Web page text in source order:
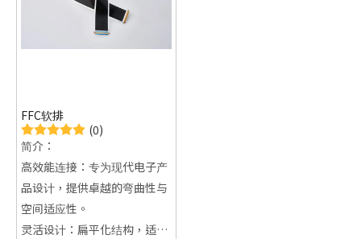
FFC软排
(0)
简介：
高效能连接：专为现代电子产
品设计，提供卓越的弯曲性与
空间适应性。
灵活设计：扁平化结构，适应